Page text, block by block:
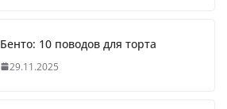
Бенто: 10 поводов для торта
29.11.2025